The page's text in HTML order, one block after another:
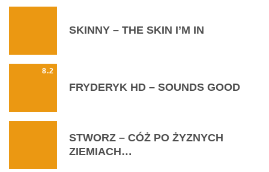
SKINNY – THE SKIN I’M IN
8.2
FRYDERYK HD – SOUNDS GOOD
STWORZ – CÓŻ PO ŻYZNYCH
ZIEMIACH…